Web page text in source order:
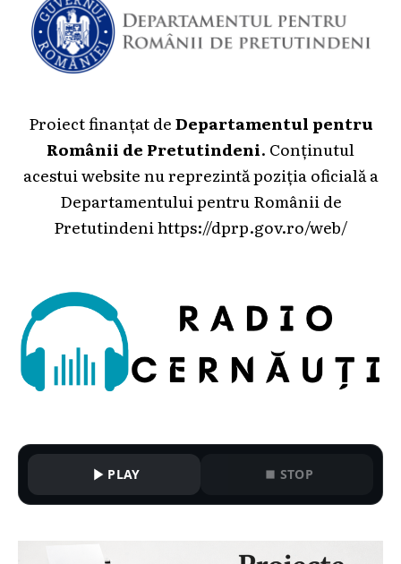
Proiect finanțat deDepartamentul pentru
Românii de Pretutindeni. Conținutul
acestui website nu reprezintă poziția oficială a
Departamentului pentru Românii de
Pretutindeni https://dprp.gov.ro/web/
PLAY STOP